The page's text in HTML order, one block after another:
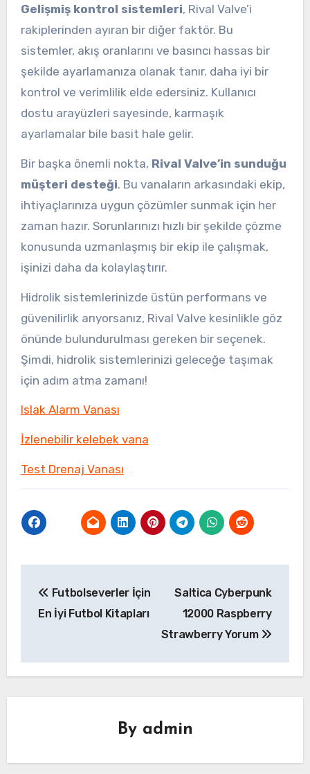
Gelişmiş kontrol sistemleri, Rival Valve’i
rakiplerinden ayıran bir diğer faktör. Bu
sistemler, akış oranlarını ve basıncı hassas bir
şekilde ayarlamanıza olanak tanır. daha iyi bir
kontrol ve verimlilik elde edersiniz. Kullanıcı
dostu arayüzleri sayesinde, karmaşık
ayarlamalar bile basit hale gelir.
Bir başka önemli nokta, Rival Valve’in sunduğu
müşteri desteği. Bu vanaların arkasındaki ekip,
ihtiyaçlarınıza uygun çözümler sunmak için her
zaman hazır. Sorunlarınızı hızlı bir şekilde çözme
konusunda uzmanlaşmış bir ekip ile çalışmak,
işinizi daha da kolaylaştırır.
Hidrolik sistemlerinizde üstün performans ve
güvenilirlik arıyorsanız, Rival Valve kesinlikle göz
önünde bulundurulması gereken bir seçenek.
Şimdi, hidrolik sistemlerinizi geleceğe taşımak
için adım atma zamanı!
Islak Alarm Vanası
İzlenebilir kelebek vana
Test Drenaj Vanası
gezinmesi
Futbolseverler İçin
En İyi Futbol Kitapları
Saltica Cyberpunk
12000 Raspberry
Strawberry Yorum
By admin